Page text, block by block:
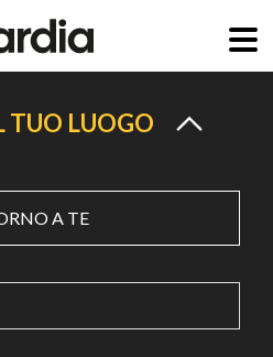
TUO LUOGO
A TE